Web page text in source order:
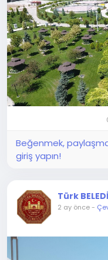
Beğenmek,
giriş yapın!
Türk
2 ay önce-